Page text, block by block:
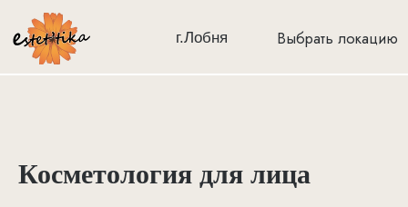
Косметология для лица